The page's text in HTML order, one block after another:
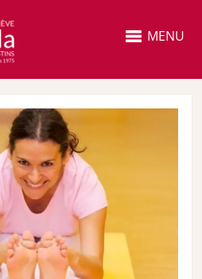
MENU